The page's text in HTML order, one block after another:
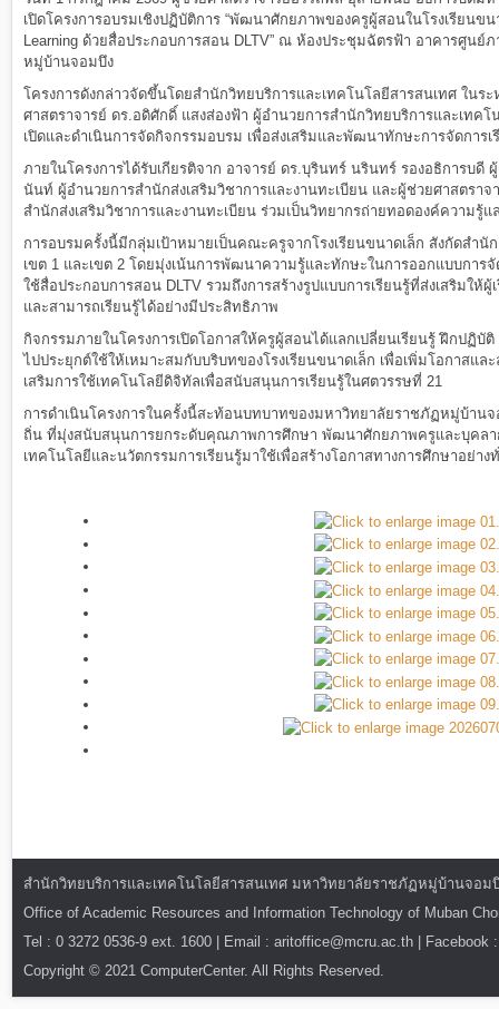
เปิดโครงการอบรมเชิงปฏิบัติการ “พัฒนาศักยภาพของครูผู้สอนในโรงเรียนข
Learning ด้วยสื่อประกอบการสอน DLTV” ณ ห้องประชุมฉัตรฟ้า อาคารศูน
หมู่บ้านจอมบึง
โครงการดังกล่าวจัดขึ้นโดยสำนักวิทยบริการและเทคโนโลยีสารสนเทศ ในร
ศาสตราจารย์ ดร.อดิศักดิ์ แสงส่องฟ้า ผู้อำนวยการสำนักวิทยบริการและเทค
เปิดและดำเนินการจัดกิจกรรมอบรม เพื่อส่งเสริมและพัฒนาทักษะการจัดการ
ภายในโครงการได้รับเกียรติจาก อาจารย์ ดร.บุรินทร์ นรินทร์ รองอธิการบ
นันท์ ผู้อำนวยการสำนักส่งเสริมวิชาการและงานทะเบียน และผู้ช่วยศาสตรา
สำนักส่งเสริมวิชาการและงานทะเบียน ร่วมเป็นวิทยากรถ่ายทอดองค์ความรู้
การอบรมครั้งนี้มีกลุ่มเป้าหมายเป็นคณะครูจากโรงเรียนขนาดเล็ก สังกัดสำ
เขต 1 และเขต 2 โดยมุ่งเน้นการพัฒนาความรู้และทักษะในการออกแบบการจั
ใช้สื่อประกอบการสอน DLTV รวมถึงการสร้างรูปแบบการเรียนรู้ที่ส่งเสริมให้
และสามารถเรียนรู้ได้อย่างมีประสิทธิภาพ
กิจกรรมภายในโครงการเปิดโอกาสให้ครูผู้สอนได้แลกเปลี่ยนเรียนรู้ ฝึกปฏิบั
ไปประยุกต์ใช้ให้เหมาะสมกับบริบทของโรงเรียนขนาดเล็ก เพื่อเพิ่มโอกาสแ
เสริมการใช้เทคโนโลยีดิจิทัลเพื่อสนับสนุนการเรียนรู้ในศตวรรษที่ 21
การดำเนินโครงการในครั้งนี้สะท้อนบทบาทของมหาวิทยาลัยราชภัฏหมู่บ้าน
ถิ่น ที่มุ่งสนับสนุนการยกระดับคุณภาพการศึกษา พัฒนาศักยภาพครูและบุคลา
เทคโนโลยีและนวัตกรรมการเรียนรู้มาใช้เพื่อสร้างโอกาสทางการศึกษาอย่าง
สำนักวิทยบริการและเทคโนโลยีสารสนเทศ มหาวิทยาลัยราชภัฏหมู่บ้านจอ
Office of Academic Resources and Information Technology of Muban
Tel : 0 3272 0536-9 ext. 1600 | Email : aritoffice@mcru.ac.th | Facebook
Copyright © 2021 ComputerCenter. All Rights Reserved.